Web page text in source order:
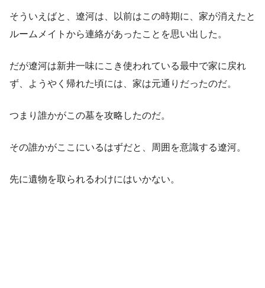
そういえばと、遼河は、以前はこの時期に、家が消えたと
ルームメイトから連絡があったことを思い出した。
だが遼河は新井一味にこき使われている最中で家に戻れ
ず、ようやく帰れた頃には、家は元通りだったのだ。
つまり誰かがこの墓を攻略したのだ。
その誰かがここにいるはずだと、周囲を意識する遼河。
先に遺物を取られるわけにはいかない。